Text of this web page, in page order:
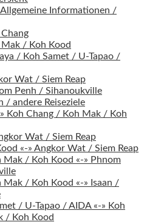
Informationen /
Mak / Koh Kood
/ Koh Samet / U-Tapao /
Wat / Siem Reap
Penh / Sihanoukville
/ andere Reiseziele
Koh Chang / Koh Mak / Koh
Wat / Siem Reap
«-» Angkor Wat / Siem Reap
Mak / Koh Kood «-» Phnom
Mak / Koh Kood «-» Isaan /
/ U-Tapao / AIDA «-» Koh
/ Koh Kood